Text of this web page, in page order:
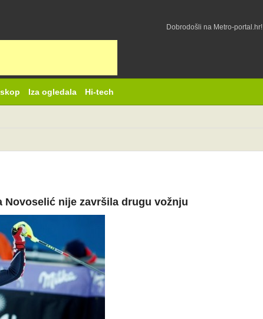
Dobrodošli na Metro-portal.hr!
Iza ogledala Hi-tech
Novoselić nije završila drugu vožnju